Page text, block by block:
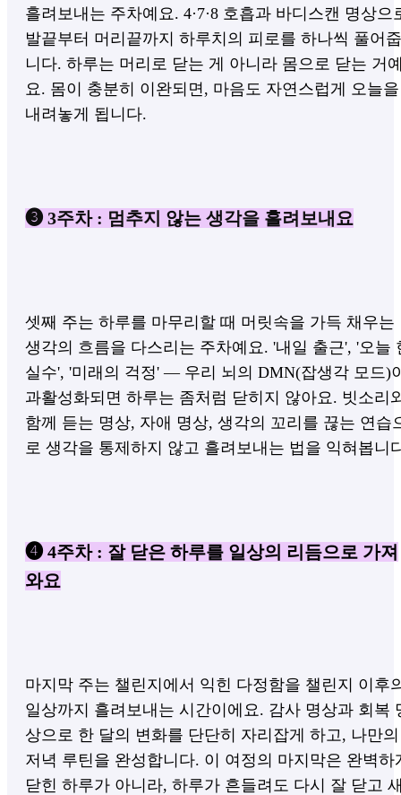
흘려보내는 주차예요. 4·7·8 호흡과 바디스캔 명상으
발끝부터 머리끝까지 하루치의 피로를 하나씩 풀어줍
니다. 하루는 머리로 닫는 게 아니라 몸으로 닫는 거
요. 몸이 충분히 이완되면, 마음도 자연스럽게 오늘을
내려놓게 됩니다.
❸ 3주차 : 멈추지 않는 생각을 흘려보내요
셋째 주는 하루를 마무리할 때 머릿속을 가득 채우는
생각의 흐름을 다스리는 주차예요. '내일 출근', '오늘
실수', '미래의 걱정' — 우리 뇌의 DMN(잡생각 모드)
과활성화되면 하루는 좀처럼 닫히지 않아요. 빗소리
함께 듣는 명상, 자애 명상, 생각의 꼬리를 끊는 연습
로 생각을 통제하지 않고 흘려보내는 법을 익혀봅니
❹ 4주차 : 잘 닫은 하루를 일상의 리듬으로 가져
와요
마지막 주는 챌린지에서 익힌 다정함을 챌린지 이후
일상까지 흘려보내는 시간이에요. 감사 명상과 회복
상으로 한 달의 변화를 단단히 자리잡게 하고, 나만의
저녁 루틴을 완성합니다. 이 여정의 마지막은 완벽하
닫힌 하루가 아니라, 하루가 흔들려도 다시 잘 닫고